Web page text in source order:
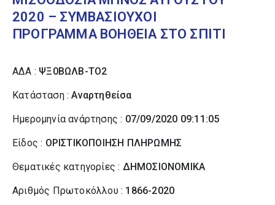
2020 – ΣΥΜΒΑΣΙΟΥΧΟΙ
ΠΡΟΓΡΑΜΜΑ ΒΟΗΘΕΙΑ ΣΤΟ ΣΠΙΤΙ
ΑΔΑ : ΨΞ0ΒΩΛΒ-ΤΟ2
Κατάσταση :Αναρτηθείσα
Ημερομηνία ανάρτησης : 07/09/2020 09:11:05
Είδος : ΟΡΙΣΤΙΚΟΠΟΙΗΣΗ ΠΛΗΡΩΜΗΣ
Θεματικές κατηγορίες : ΔΗΜΟΣΙΟΝΟΜΙΚΑ
Αριθμός Πρωτοκόλλου : 1866-2020